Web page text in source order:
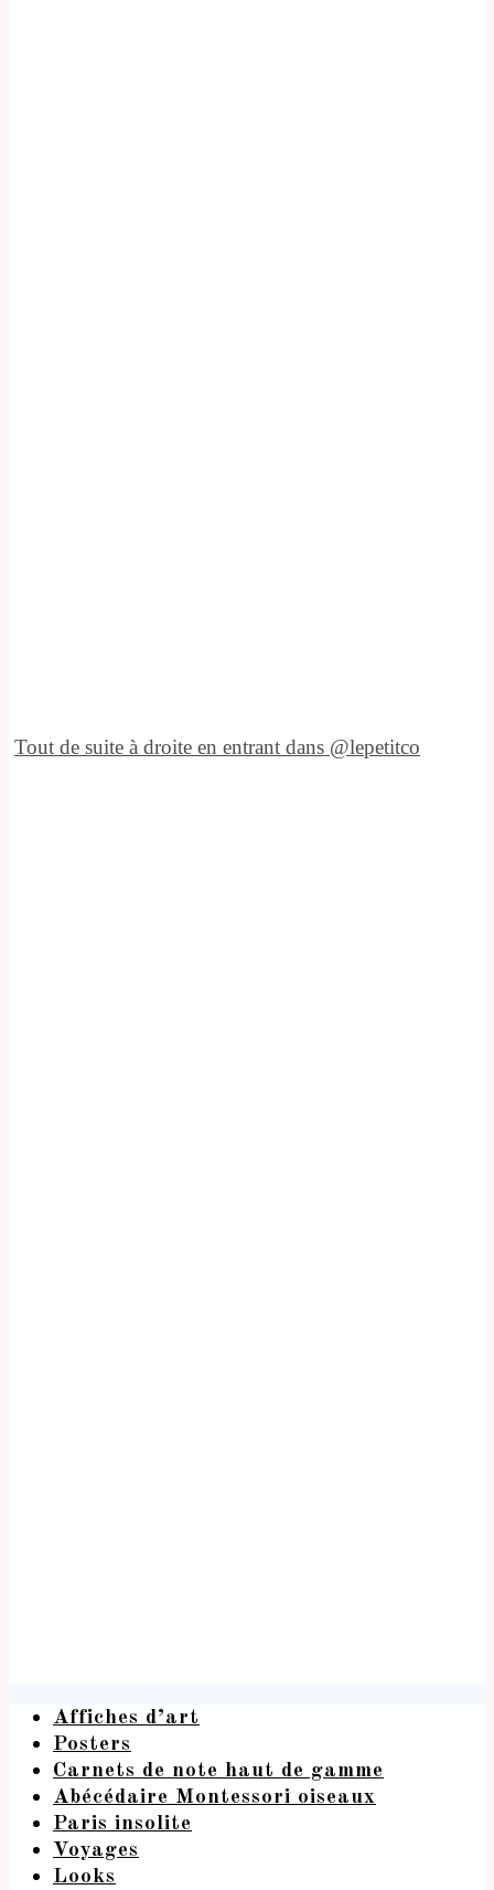
Tout de suite à droite en entrant dans @lepetitco
Affiches d’art
Posters
Carnets de note haut de gamme
Abécédaire Montessori oiseaux
Paris insolite
Voyages
Looks